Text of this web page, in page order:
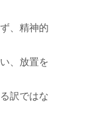
、精神的
、放置を
訳ではな